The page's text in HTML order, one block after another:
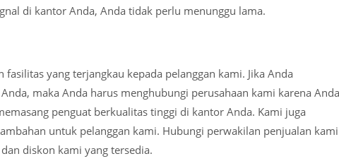
di kantor Anda, Anda tidak perlu menunggu lama.
fasilitas yang terjangkau kepada pelanggan kami. Jika Anda
maka Anda harus menghubungi perusahaan kami karena Anda
penguat berkualitas tinggi di kantor Anda. Kami juga
untuk pelanggan kami. Hubungi perwakilan penjualan kami
diskon kami yang tersedia.